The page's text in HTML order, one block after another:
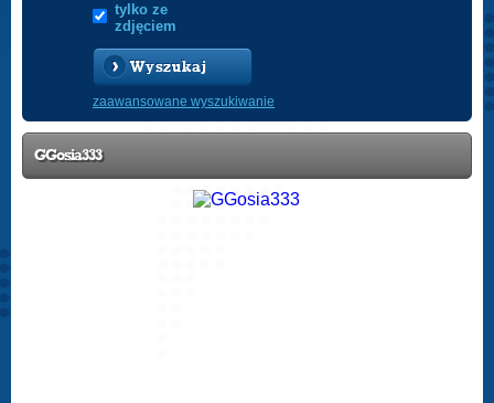
tylko ze
zdjęciem
Wyszukaj
zaawansowane wyszukiwanie
GGosia333